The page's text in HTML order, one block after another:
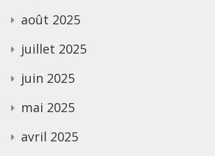
août 2025
juillet 2025
juin 2025
mai 2025
avril 2025